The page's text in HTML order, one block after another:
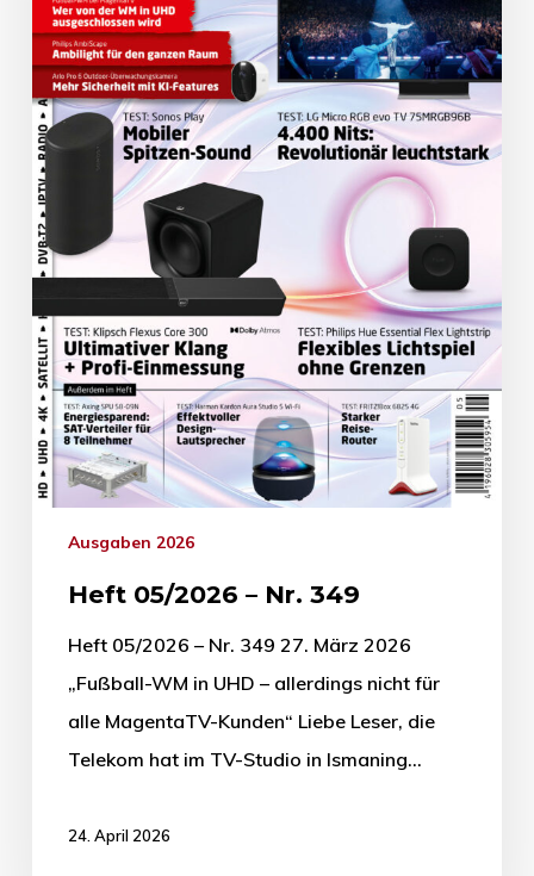
Ausgaben 2026
Heft 05/2026 – Nr. 349
Heft 05/2026 – Nr. 349 27. März 2026
„Fußball-WM in UHD – allerdings nicht für
alle Magenta­­­­TV-Kunden“ Liebe Leser, die
Telekom hat im TV-Studio in Ismaning…
24. April 2026